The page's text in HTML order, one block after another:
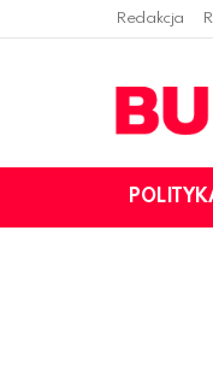
Redakcja